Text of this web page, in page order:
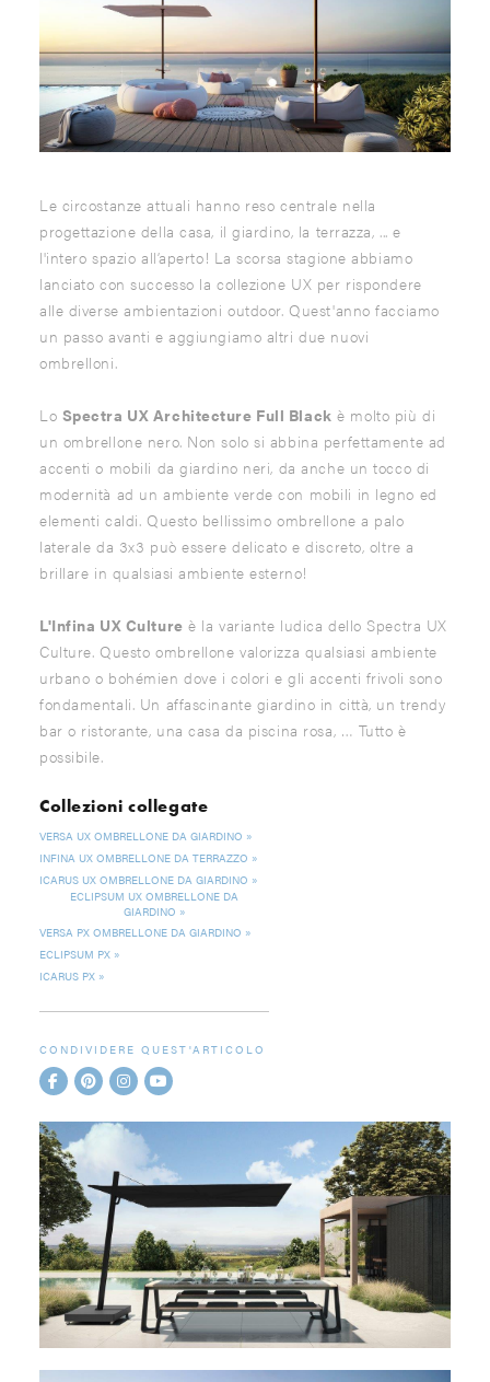
Le circostanze attuali hanno reso centrale nella
progettazione della casa, il giardino, la terrazza, ... e
l'intero spazio all’aperto! La scorsa stagione abbiamo
lanciato con successo la collezione UX per rispondere
alle diverse ambientazioni outdoor. Quest'anno facciamo
un passo avanti e aggiungiamo altri due nuovi
ombrelloni.
Lo Spectra UX Architecture Full Black è molto più di
un ombrellone nero. Non solo si abbina perfettamente ad
accenti o mobili da giardino neri, da anche un tocco di
modernità ad un ambiente verde con mobili in legno ed
elementi caldi. Questo bellissimo ombrellone a palo
laterale da 3x3 può essere delicato e discreto, oltre a
brillare in qualsiasi ambiente esterno!
L'Infina UX Culture è la variante ludica dello Spectra UX
Culture. Questo ombrellone valorizza qualsiasi ambiente
urbano o bohémien dove i colori e gli accenti frivoli sono
fondamentali. Un affascinante giardino in città, un trendy
bar o ristorante, una casa da piscina rosa, … Tutto è
possibile.
Collezioni collegate
VERSA UX OMBRELLONE DA GIARDINO
INFINA UX OMBRELLONE DA TERRAZZO
ICARUS UX OMBRELLONE DA GIARDINO
ECLIPSUM UX OMBRELLONE DA
GIARDINO
VERSA PX OMBRELLONE DA GIARDINO
ECLIPSUM PX
ICARUS PX
CONDIVIDERE QUEST'ARTICOLO